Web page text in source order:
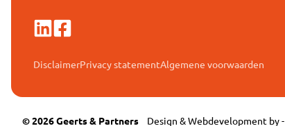
DisclaimerPrivacy statementAlgemene voorwaarden
© 2026 Geerts & Partners Design & Webdevelopment by -